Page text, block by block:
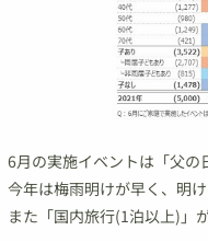
6月の実施イベントは「父の
今年は梅雨明けが早く、明
また「国内旅行(1泊以上)」